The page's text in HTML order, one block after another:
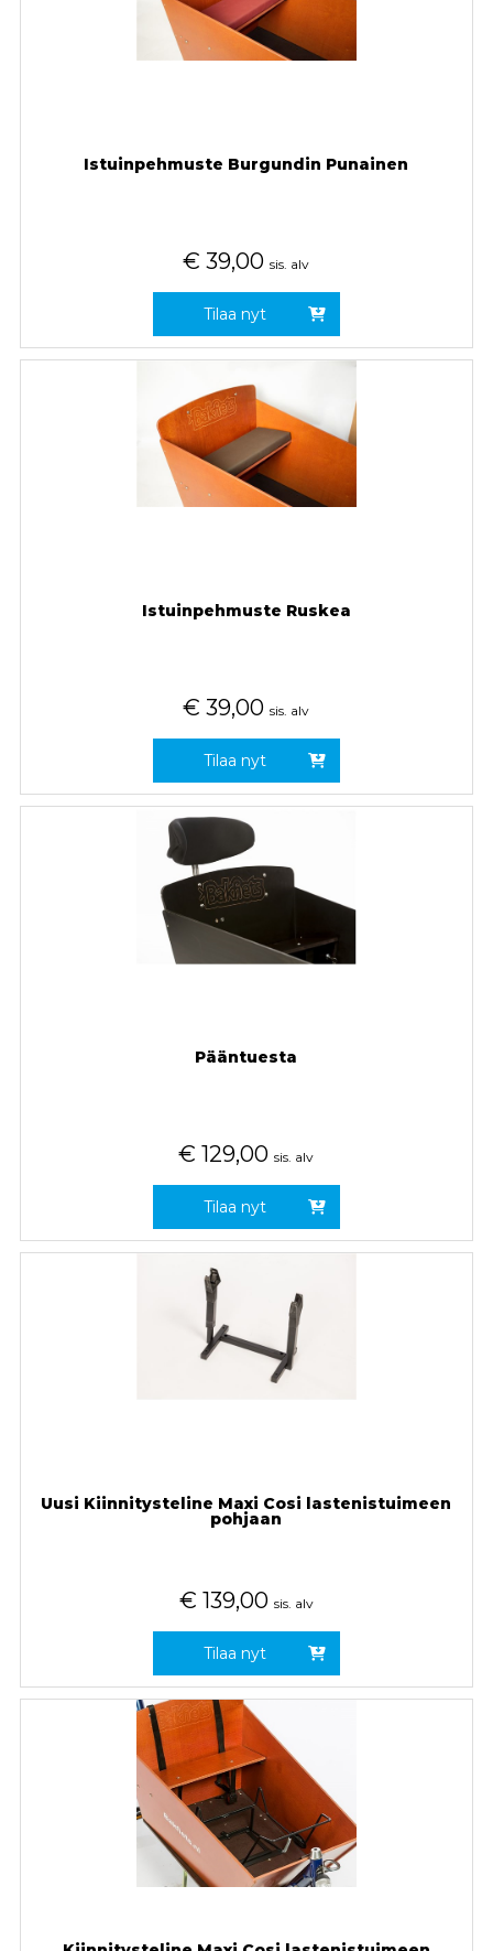
Istuinpehmuste Burgundin Punainen
€ 39,00 sis. alv
Tilaa nyt
Istuinpehmuste Ruskea
€ 39,00 sis. alv
Tilaa nyt
Pääntuesta
€ 129,00 sis. alv
Tilaa nyt
Uusi Kiinnitysteline Maxi Cosi lastenistuimeen
pohjaan
€ 139,00 sis. alv
Tilaa nyt